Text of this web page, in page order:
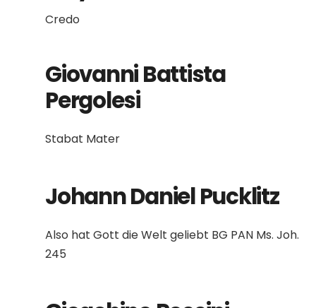
Credo
Giovanni Battista
Pergolesi
Stabat Mater
Johann Daniel Pucklitz
Also hat Gott die Welt geliebt BG PAN Ms. Joh.
245